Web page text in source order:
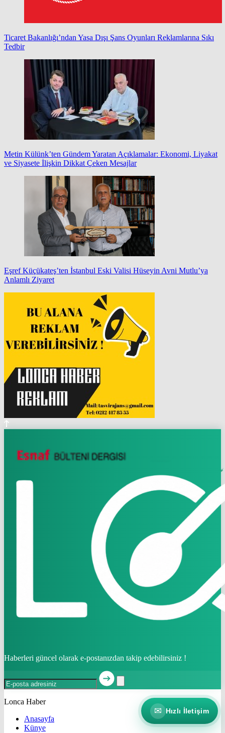
Ticaret Bakanlığı’ndan Yasa Dışı Şans Oyunları Reklamlarına Sıkı
Tedbir
Metin Külünk’ten Gündem Yaratan Açıklamalar: Ekonomi, Liyakat
ve Siyasete İlişkin Dikkat Çeken Mesajlar
Eşref Küçükateş’ten İstanbul Eski Valisi Hüseyin Avni Mutlu’ya
Anlamlı Ziyaret
Haberleri güncel olarak e-postanızdan takip edebilirsiniz !
Lonca Haber
Anasayfa
Künye
✉ Hızlı İletişim